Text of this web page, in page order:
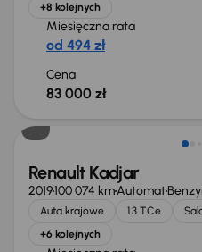
+8 kolejnych
Miesięczna rata
od 494 zł
Cena
83 000 zł
Taniej o 2 500 zł
Renault Kadjar
2019100 074 kmAutomat
Auta krajowe 1.3 TCe
+6 kolejnych